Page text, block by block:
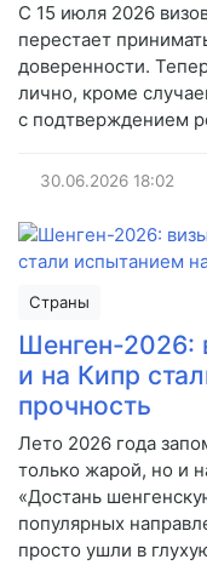
С 15 июля 2026
перестает
доверенности.
лично, кроме
с подтверждением
30.06.2026 18:02
Страны
Шенген-2026:
и на Кипр
прочность
Лето 2026 года
только жарой, но и
«Достань
популярных
просто ушли в